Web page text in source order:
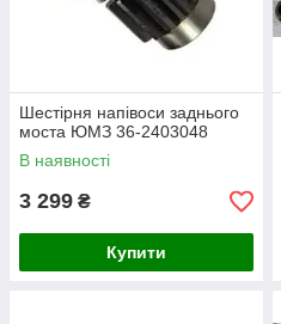
Шестірня напівоси заднього
моста ЮМЗ 36-2403048
В наявності
3 299 ₴
Купити